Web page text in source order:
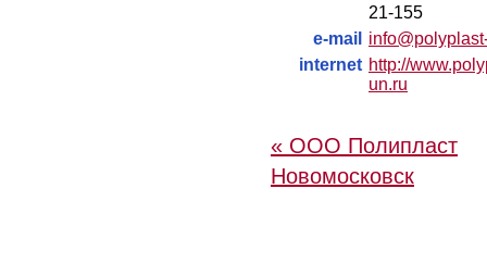
21-155
e-mail
internet http://
un.ru
« ООО Полипласт
Новомосковск